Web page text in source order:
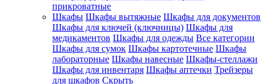
прикроватные
Шкафы Шкафы вытяжные Шкафы для документов
Шкафы для ключей (ключницы) Шкафы для
медикаментов Шкафы для одежды Все категории
Шкафы для сумок Шкафы картотечные Шкафы
лабораторные Шкафы навесные Шкафы-стеллажи
Шкафы для инвентаря Шкафы аптечки Трейзеры
для шкафов Скрыть